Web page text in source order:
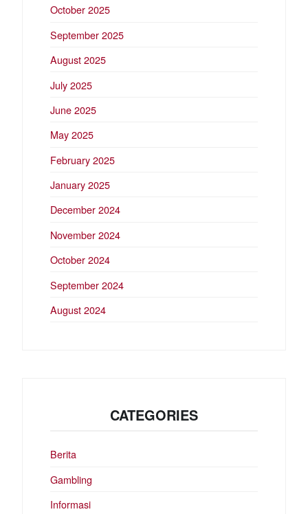
October 2025
September 2025
August 2025
July 2025
June 2025
May 2025
February 2025
January 2025
December 2024
November 2024
October 2024
September 2024
August 2024
CATEGORIES
Berita
Gambling
Informasi